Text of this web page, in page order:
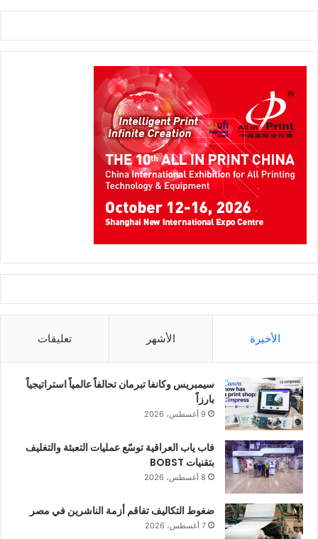
الأخيرة الأشهر تعليقات
سيمبريس وكانفا تبرمان تحالفاً عالمياً استراتيجياً
بارزاً
9 أغسطس، 2026
فاب ياب العراقية توسّع عمليات التعبئة والتغليف
بتقنيات BOBST
8 أغسطس، 2026
ضغوط التكاليف تفاقم أزمة الناشرين في مصر
7 أغسطس، 2026